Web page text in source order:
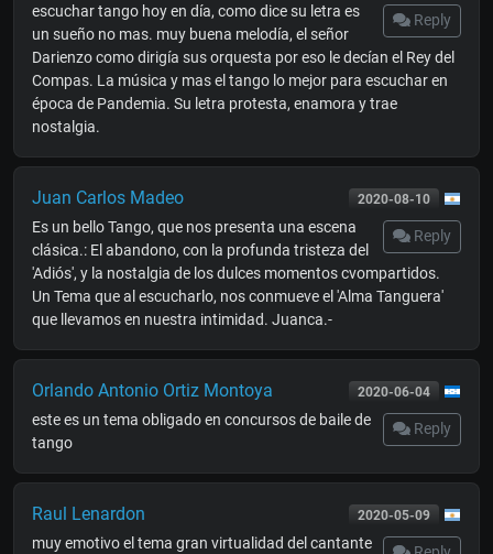
Reply
escuchar tango hoy en día, como dice su letra es
un sueño no mas. muy buena melodía, el señor
Darienzo como dirigía sus orquesta por eso le decían el Rey del
Compas. La música y mas el tango lo mejor para escuchar en
época de Pandemia. Su letra protesta, enamora y trae
nostalgia.
2020-08-10
Juan Carlos Madeo
Reply
Es un bello Tango, que nos presenta una escena
clásica.: El abandono, con la profunda tristeza del
'Adiós', y la nostalgia de los dulces momentos cvompartidos.
Un Tema que al escucharlo, nos conmueve el 'Alma Tanguera'
que llevamos en nuestra intimidad. Juanca.-
2020-06-04
Orlando Antonio Ortiz Montoya
Reply
este es un tema obligado en concursos de baile de
tango
2020-05-09
Raul Lenardon
muy emotivo el tema gran virtualidad del cantante